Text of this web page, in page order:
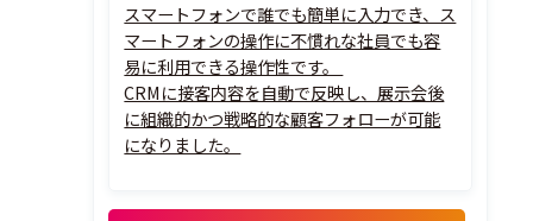
スマートフォンで誰でも簡単に入力でき、ス
マートフォンの操作に不慣れな社員でも容
易に利用できる操作性です。
CRMに接客内容を自動で反映し、展示会後
に組織的かつ戦略的な顧客フォローが可能
になりました。